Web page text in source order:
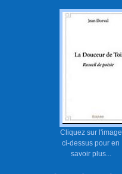
Cliquez sur l'image
ci-dessus pour en
savoir plus...